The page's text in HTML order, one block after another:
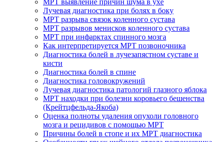
МРТ выявление причин шума в ухе
Лучевая диагностика при болях в боку
МРТ разрыва связок коленного сустава
МРТ разрывов менисков коленного сустава
МРТ при инфарктах спинного мозга
Как интерпретируется МРТ позвоночника
Диагностика болей в лучезапястном суставе и
кисти
Диагностика болей в спине
Диагностика головокружений
Лучевая диагностика патологий глазного яблока
МРТ находки при болезни коровьего бешенства
(Крейтцфельда-Якоба)
Оценка полноты удаления опухоли головного
мозга и рецидивов с помощью МРТ
Причины болей в стопе и их МРТ диагностика